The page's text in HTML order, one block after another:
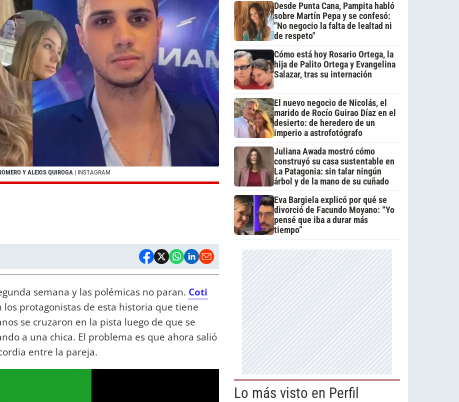
Y ALEXIS QUIROGA | INSTAGRAM
semana y las polémicas no paran. Coti
los protagonistas de esta historia que tiene
se cruzaron en la pista luego de que se
a una chica. El problema es que ahora salió
entre la pareja.
Desde Punta Cana, Pampita habló
sobre Martín Pepa y se confesó:
"No negocio la falta de lealtad ni
de respeto"
Cómo está hoy Rosario Ortega, la
hija de Palito Ortega y Evangelina
Salazar, tras su internación
El nuevo negocio de Nicolás, el
marido de Rocío Guirao Díaz en el
desierto: de heredero de un
imperio a astrofotógrafo
Juliana Awada mostró cómo
construyó su casa sustentable en
La Patagonia: sin talar ningún
árbol y de la mano de su cuñado
Eva Bargiela explicó por qué se
divorció de Facundo Moyano: “Yo
pensé que iba a durar más
tiempo”
Lo más visto en Perfil